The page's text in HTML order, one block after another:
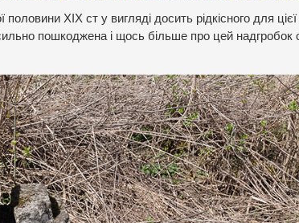
половини ХІХ ст у вигляді досить рідкісного для цієї
пошкоджена і щось більше про цей надгробок